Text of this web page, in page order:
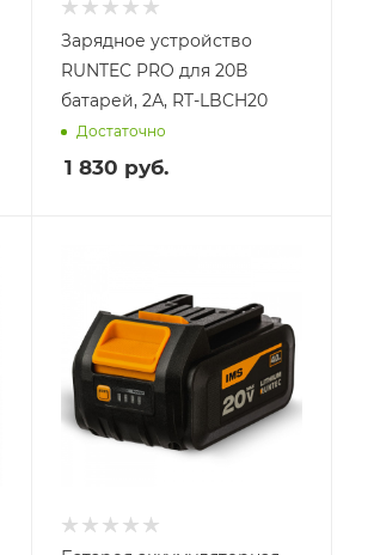
Зарядное устройство
RUNTEC PRO для 20В
батарей, 2А, RT-LBCH20
Достаточно
1 830 руб.